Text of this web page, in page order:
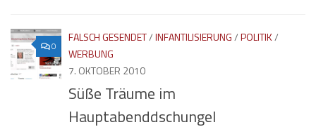
0
FALSCH GESENDET/INFANTILISIERUNG/POLITIK/
WERBUNG
7. OKTOBER 2010
Süße Träume im
Hauptabenddschungel